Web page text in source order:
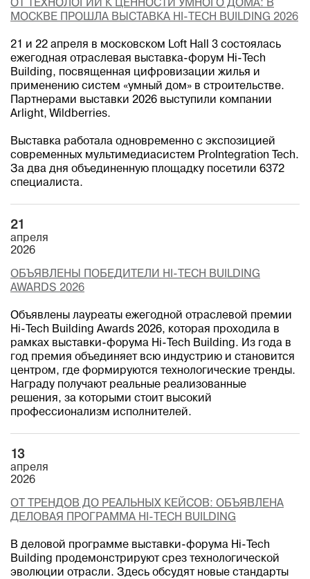
ОТ ТЕХНОЛОГИЙ К ЦЕННОСТИ УМНОГО ДОМА: В
МОСКВЕ ПРОШЛА ВЫСТАВКА HI-TECH BUILDING 2026
21 и 22 апреля в московском Loft Hall 3 состоялась
ежегодная отраслевая выставка-форум Hi-Tech
Building, посвященная цифровизации жилья и
применению систем «умный дом» в строительстве.
Партнерами выставки 2026 выступили компании
Arlight, Wildberries.
Выставка работала одновременно с экспозицией
современных мультимедиасистем ProIntegration Tech.
За два дня объединенную площадку посетили 6372
специалиста.
21
апреля
2026
ОБЪЯВЛЕНЫ ПОБЕДИТЕЛИ HI-TECH BUILDING
AWARDS 2026
Объявлены лауреаты ежегодной отраслевой премии
Hi-Tech Building Awards 2026, которая проходила в
рамках выставки-форума Hi-Tech Building. Из года в
год премия объединяет всю индустрию и становится
центром, где формируются технологические тренды.
Награду получают реальные реализованные
решения, за которыми стоит высокий
профессионализм исполнителей.
13
апреля
2026
ОТ ТРЕНДОВ ДО РЕАЛЬНЫХ КЕЙСОВ: ОБЪЯВЛЕНА
ДЕЛОВАЯ ПРОГРАММА HI-TECH BUILDING
В деловой программе выставки-форума Hi-Tech
Building продемонстрируют срез технологической
эволюции отрасли. Здесь обсудят новые стандарты